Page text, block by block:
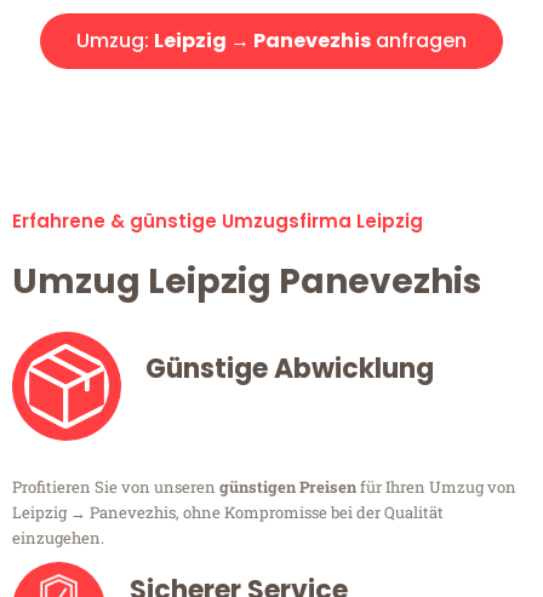
Umzug: Leipzig → Panevezhis anfragen
Erfahrene & günstige Umzugsfirma Leipzig
Umzug Leipzig Panevezhis
Günstige Abwicklung
Profitieren Sie von unseren günstigen Preisenfür Ihren Umzug von
Leipzig → Panevezhis, ohne Kompromisse bei der Qualität
einzugehen.